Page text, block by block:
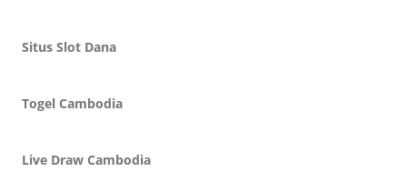
Situs Slot Dana
Togel Cambodia
Live Draw Cambodia